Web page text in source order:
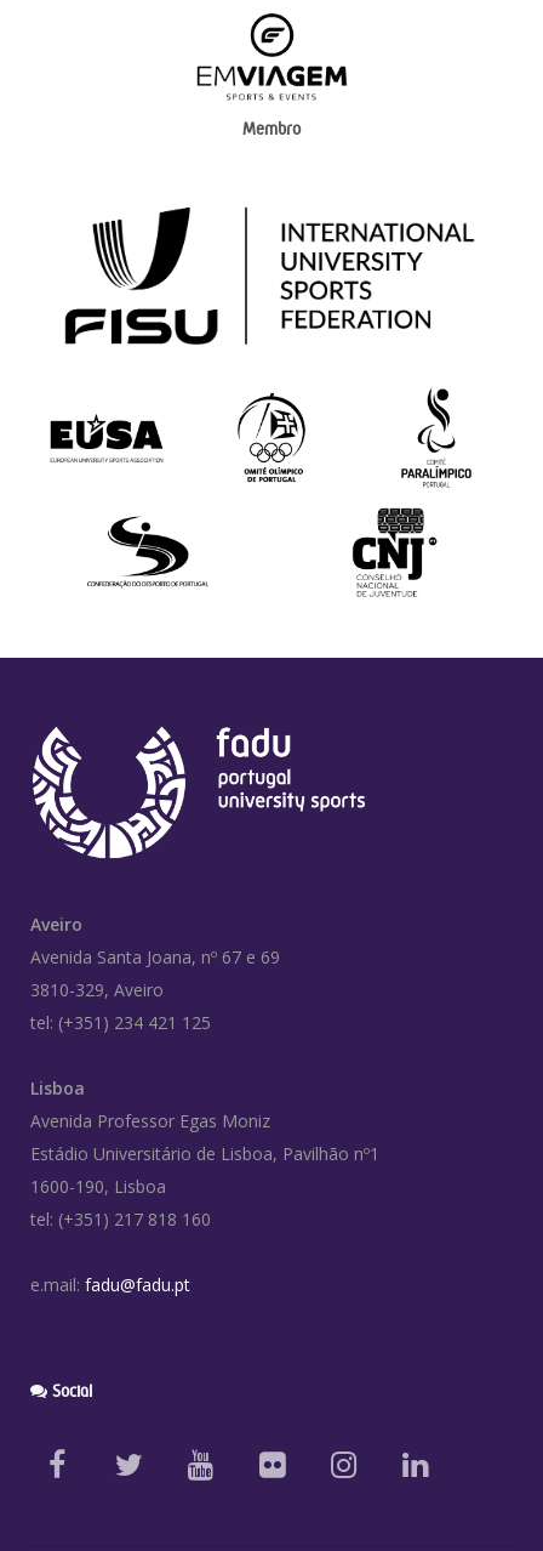
Membro
Aveiro
Avenida Santa Joana, nº 67 e 69
3810-329, Aveiro
tel: (+351) 234 421 125
Lisboa
Avenida Professor Egas Moniz
Estádio Universitário de Lisboa, Pavilhão nº1
1600-190, Lisboa
tel: (+351) 217 818 160
e.mail: fadu@fadu.pt
Social